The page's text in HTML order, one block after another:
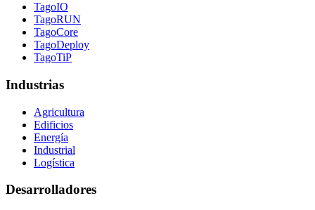
TagoIO
TagoRUN
TagoCore
TagoDeploy
TagoTiP
Industrias
Agricultura
Edificios
Energía
Industrial
Logística
Desarrolladores